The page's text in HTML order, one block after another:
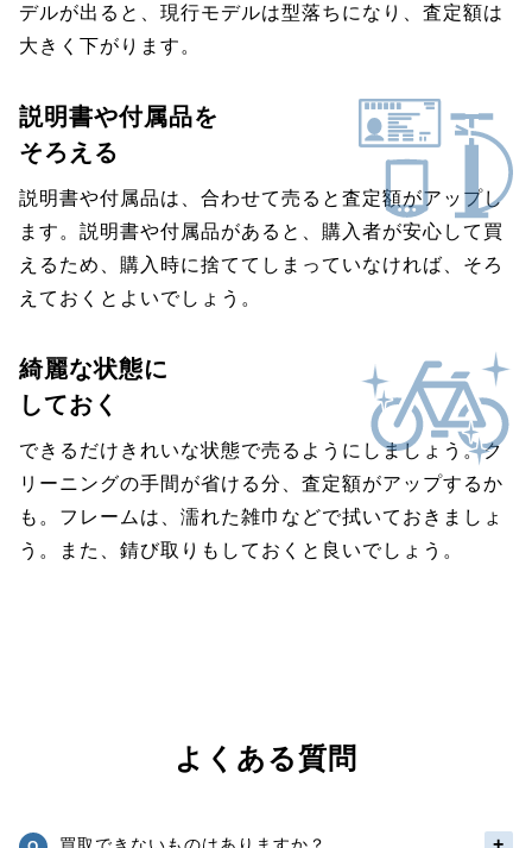
デルが出ると、現行モデルは型落ちになり、査定額は
大きく下がります。
説明書や付属品を
そろえる
説明書や付属品は、合わせて売ると査定額がアップし
ます。説明書や付属品があると、購入者が安心して買
えるため、購入時に捨ててしまっていなければ、そろ
えておくとよいでしょう。
綺麗な状態に
しておく
できるだけきれいな状態で売るようにしましょう。ク
リーニングの手間が省ける分、査定額がアップするか
も。フレームは、濡れた雑巾などで拭いておきましょ
う。また、錆び取りもしておくと良いでしょう。
よくある質問